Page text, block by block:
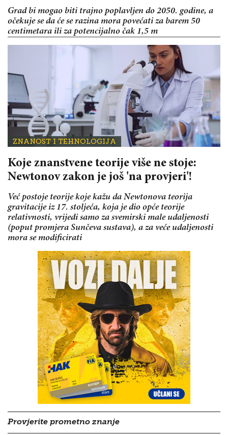
Grad bi mogao biti trajno poplavljen do 2050. godine, a
očekuje se da će se razina mora povećati za barem 50
centimetara ili za potencijalno čak 1,5 m
ZNANOST I TEHNOLOGIJA
Koje znanstvene teorije više ne stoje:
Newtonov zakon je još 'na provjeri'!
Već postoje teorije koje kažu da Newtonova teorija
gravitacije iz 17. stoljeća, koja je dio opće teorije
relativnosti, vrijedi samo za svemirski male udaljenosti
(poput promjera Sunčeva sustava), a za veće udaljenosti
mora se modificirati
Provjerite prometno znanje